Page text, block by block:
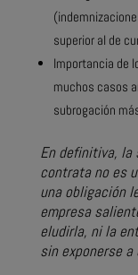
superior al de
Importancia de
muchos casos
subrogación
En definitiva, la
contrata no es
una obligación
empresa
eludirla, ni la
sin exponerse